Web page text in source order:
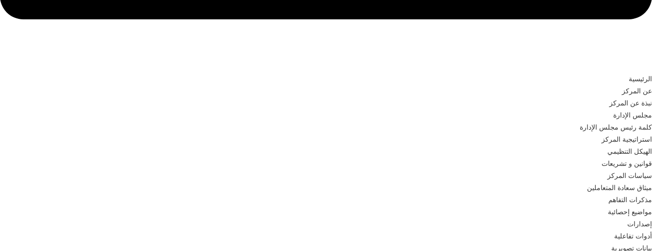
الرئيسية
عن المركز
نبذة عن المركز
مجلس الإدارة
​​​كلمة رئيس مجلس الإدارة
استراتيجية المركز​
​​​​​​​​​الهيكل التنظيمي​
قوانين و تشريعات
سياسات المركز
ميثاق سعادة المتعاملين
مذكرات التفاهم
مواضيع إحصائية
إصدارات
أدوات تفاعلية
بيانات تصويرية